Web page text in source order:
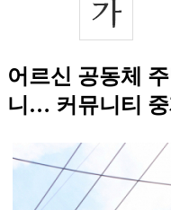
어르신 공동체
니… 커뮤니티 중